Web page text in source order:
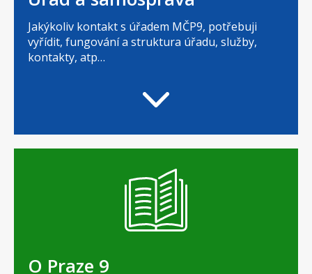
Jakýkoliv kontakt s úřadem MČP9, potřebuji
vyřídit, fungování a struktura úřadu, služby,
kontakty, atp…
O Praze 9